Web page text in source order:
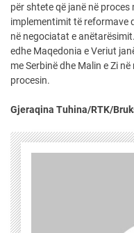
për shtete që janë në
implementimit të reformave
në negociatat e
edhe Maqedonia e Veriut
me Serbinë dhe Malin e Zi
procesin.
Gjeraqina Tuhina/RTK/